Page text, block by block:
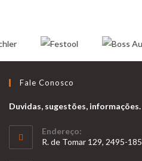
Fale Conosco
Duvidas, sugestões, informações.
Endereço:
R. de Tomar 129, 2495-185